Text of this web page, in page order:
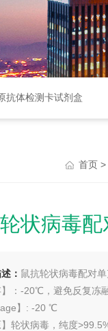
抗体检测卡试剂盒
首页 >
状病毒
： 鼠抗轮状病毒配对
】：-20℃，避免反复冻
】: -20 ℃
】轮状病毒，纯度